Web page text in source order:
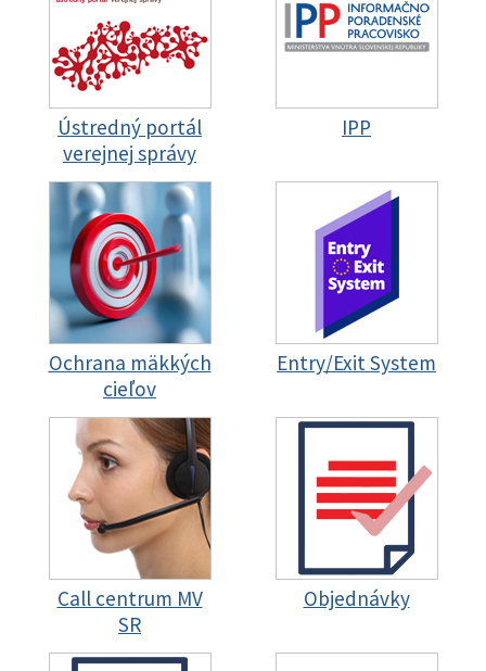
Ústredný portál
verejnej správy
IPP
Ochrana mäkkých
cieľov
Entry/Exit System
Call centrum MV
SR
Objednávky